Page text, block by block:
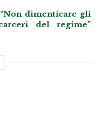
dimenticare gli
del regime”